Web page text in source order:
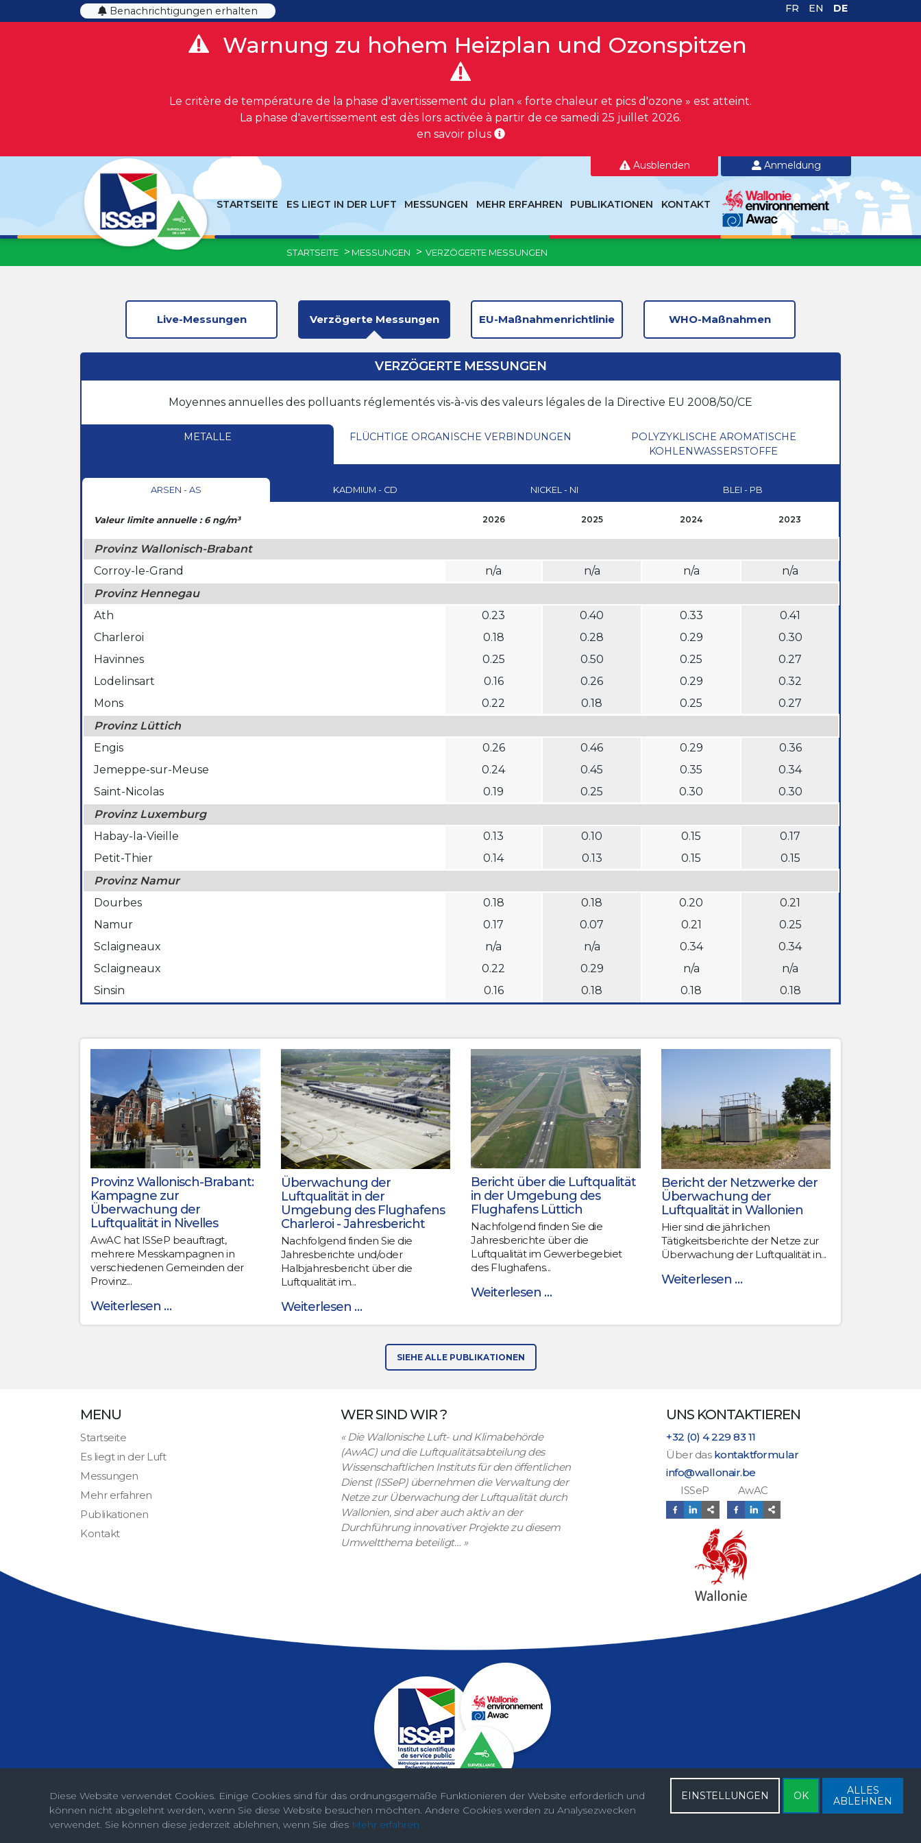
Benachrichtigungen erhalten FR EN DE
Warnung zu hohem Heizplan und Ozonspitzen
Le critère de température de la phase d'avertissement du plan « forte chaleur et pics d'ozone » est atteint.
La phase d'avertissement est dès lors activée à partir de ce samedi 25 juillet 2026.
en savoir plus
Ausblenden
STARTSEITE ES LIEGT IN DER LUFT MESSUNGEN MEHR ERFAHREN PUBLIKATIONEN KONTAKT
Anmeldung
STARTSEITE MESSUNGEN VERZÖGERTE MESSUNGEN
Live-Messungen Verzögerte Messungen EU-Maßnahmenrichtlinie WHO-Maßnahmen
VERZÖGERTE MESSUNGEN
Moyennes annuelles des polluants réglementés vis-à-vis des valeurs légales de la Directive EU 2008/50/CE
METALLE FLÜCHTIGE ORGANISCHE VERBINDUNGEN
POLYZYKLISCHE AROMATISCHE
KOHLENWASSERSTOFFE
ARSEN - AS KADMIUM - CD NICKEL - NI BLEI - PB
Valeur limite annuelle : 6 ng/m³ 2026 2025 2024 2023
Provinz Wallonisch-Brabant
Corroy-le-Grand
n/a n/a n/a
n/a
Provinz Hennegau
Ath
0.23 0.40 0.33
0.41
Charleroi
0.18 0.28 0.29
0.30
Havinnes
0.25 0.50 0.25
0.27
Lodelinsart
0.16 0.26 0.29
0.32
Mons
0.22 0.18 0.25
0.27
Provinz Lüttich
Engis
0.26 0.46 0.29
0.36
Jemeppe-sur-Meuse
0.24 0.45 0.35
0.34
Saint-Nicolas
0.19 0.25 0.30
0.30
Provinz Luxemburg
Habay-la-Vieille
0.13 0.10 0.15
0.17
Petit-Thier
0.14 0.13 0.15
0.15
Provinz Namur
Dourbes
0.18 0.18 0.20
0.21
Namur
0.17 0.07 0.21
0.25
Sclaigneaux
n/a n/a 0.34
0.34
Sclaigneaux
0.22 0.29 n/a
n/a
Sinsin
0.16 0.18 0.18 0.18
Provinz Wallonisch-Brabant:
Kampagne zur
Überwachung der
Luftqualität in Nivelles
AwAC hat ISSeP beauftragt,
mehrere Messkampagnen in
verschiedenen Gemeinden der
Provinz...
Weiterlesen …
Überwachung der
Luftqualität in der
Umgebung des Flughafens
Charleroi - Jahresbericht
Nachfolgend finden Sie die
Jahresberichte und/oder
Halbjahresbericht über die
Luftqualität im...
Weiterlesen …
Bericht über die Luftqualität
in der Umgebung des
Flughafens Lüttich
Nachfolgend finden Sie die
Jahresberichte über die
Luftqualität im Gewerbegebiet
des Flughafens...
Weiterlesen …
Bericht der Netzwerke der
Überwachung der
Luftqualität in Wallonien
Hier sind die jährlichen
Tätigkeitsberichte der Netze zur
Überwachung der Luftqualität in...
Weiterlesen …
SIEHE ALLE PUBLIKATIONEN
Diese Website verwendet Cookies. Einige Cookies sind für das ordnungsgemäße Funktionieren der Website erforderlich und
können nicht abgelehnt werden, wenn Sie diese Website besuchen möchten. Andere Cookies werden zu Analysezwecken
verwendet. Sie können diese jederzeit ablehnen, wenn Sie dies Mehr erfahren
EINSTELLUNGEN OK
ALLES
ABLEHNEN
MENU
Startseite
Es liegt in der Luft
Messungen
Mehr erfahren
Publikationen
Kontakt
WER SIND WIR ?
« Die Wallonische Luft- und Klimabehörde
(AwAC) und die Luftqualitätsabteilung des
Wissenschaftlichen Instituts für den öffentlichen
Dienst (ISSeP) übernehmen die Verwaltung der
Netze zur Überwachung der Luftqualität durch
Wallonien, sind aber auch aktiv an der
Durchführung innovativer Projekte zu diesem
Umweltthema beteiligt… »
UNS KONTAKTIEREN
+32 (0) 4 229 83 11
Über das kontaktformular
info@wallonair.be
ISSeP AwAC
Rechtshinweise